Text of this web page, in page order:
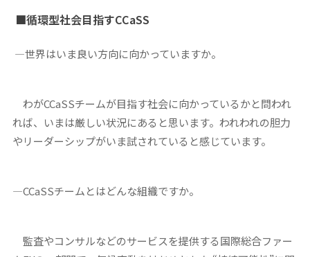
■循環型社会目指すCCaSS
―世界はいま良い方向に向かっていますか。
わがCCaSSチームが目指す社会に向かっているかと問われ
れば、いまは厳しい状況にあると思います。われわれの胆力
やリーダーシップがいま試されていると感じています。
―CCaSSチームとはどんな組織ですか。
監査やコンサルなどのサービスを提供する国際総合ファー